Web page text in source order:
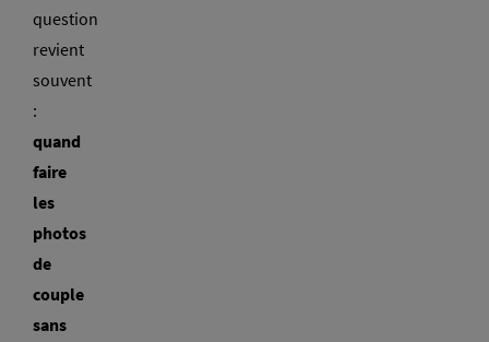
question
revient
souvent
:
quand
faire
les
photos
de
couple
sans